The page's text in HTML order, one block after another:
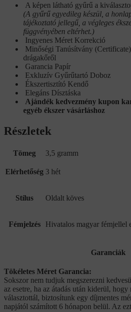
A képen látható gyűrű a
(A gyűrű egyedileg készül, a
tájékoztató jellegű, a végleges
függvényében eltérhet.)
Ingyenes Méret Korrekció
Minőségi Tanúsítvány
drágakőről
Garancia Papír
Exkluzív Gyűrűtartó Doboz
Ékszertisztító Kendő
Elegáns Dísztáska
Ajándék kedvezmény kupon
egyéb ékszer vásárláshoz
Részletek
Tömeg 3,5 gramm
Elérhetőség 3 hét
Stílus Oldalt köves
Fémjelzés Hivatalos magyar fémjellel
Garanciák
Tökéletes Méret Garancia:
Sokszor nem tudjuk megszerezni
az esetre, ha az átadás után kiderül,
választottál, biztosítunk egy díjmentes
napjától számított 6 hónapon belül. Az